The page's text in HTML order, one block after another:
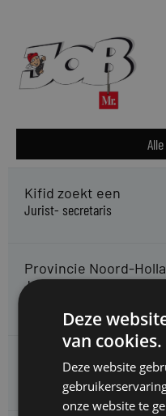
Kifid zoekt een
Jurist- secretaris
Provincie Noord-
Jurist bestuursrecht
Omgevingsdienst
Jurist Omgevingsrecht
Deze
van cookies.
Deze website
onze website te